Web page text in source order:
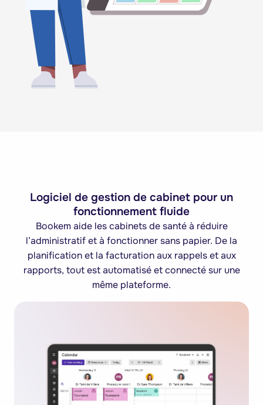
Logiciel de gestion de cabinet pour un
fonctionnement fluide
Bookem aide les cabinets de santé à réduire
l’administratif et à fonctionner sans papier. De la
planification et la facturation aux rappels et aux
rapports, tout est automatisé et connecté sur une
même plateforme.